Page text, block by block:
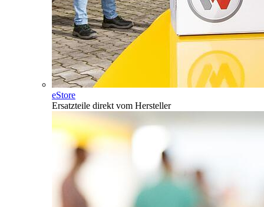
eStore
Ersatzteile direkt vom Hersteller